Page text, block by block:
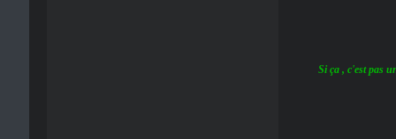
Si ça , c'est pas